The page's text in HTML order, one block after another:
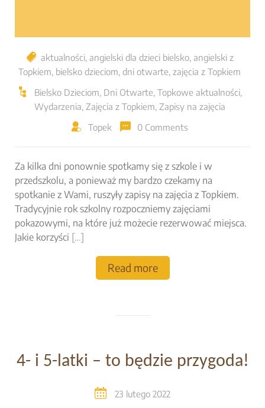
aktualności, angielski dla dzieci bielsko, angielski z
Topkiem, bielsko dzieciom, dni otwarte, zajęcia z Topkiem
Bielsko Dzieciom, Dni Otwarte, Topkowe aktualności,
Wydarzenia, Zajęcia z Topkiem, Zapisy na zajęcia
Topek
0 Comments
Za kilka dni ponownie spotkamy się z szkole i w
przedszkolu, a ponieważ my bardzo czekamy na
spotkanie z Wami, ruszyły zapisy na zajęcia z Topkiem.
Tradycyjnie rok szkolny rozpoczniemy zajęciami
pokazowymi, na które już możecie rezerwować miejsca.
Jakie korzyści […]
Read more
4- i 5-latki – to będzie przygoda!
23 lutego 2022